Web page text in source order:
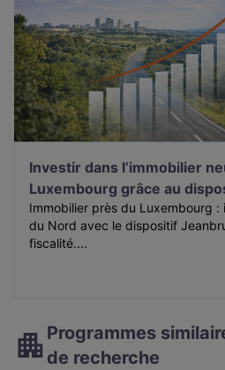
Investir dans l’immobilier
Luxembourg grâce au
Immobilier près du Luxembourg :
du Nord avec le dispositif
fiscalité....
Programmes
de recherche